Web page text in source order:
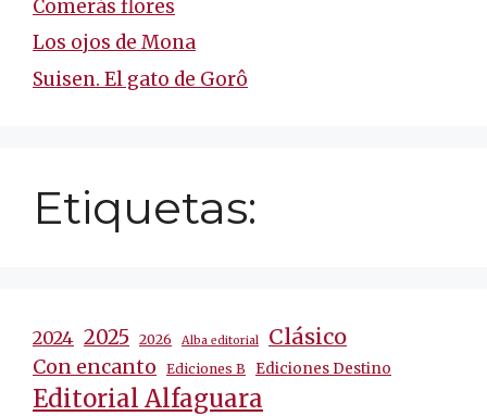
Comerás flores
Los ojos de Mona
Suisen. El gato de Gorô
Etiquetas:
2024 2025 2026 Alba editorial Clásico
Con encanto Ediciones B Ediciones Destino
Editorial Alfaguara